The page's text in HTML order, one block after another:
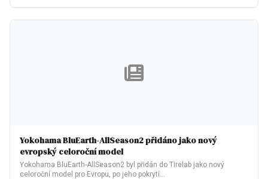
Yokohama BluEarth-AllSeason2 přidáno jako nový
evropský celoroční model
Yokohama BluEarth-AllSeason2 byl přidán do Tirelab jako nový
celoroční model pro Evropu, po jeho pokrytí…